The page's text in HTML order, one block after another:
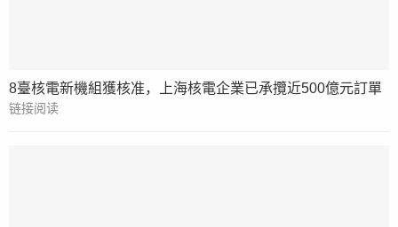
8臺核電新機組獲核准，上海核電企業已承攬近500億元訂單
链接阅读